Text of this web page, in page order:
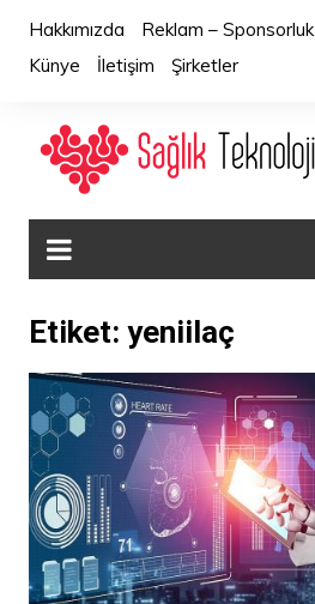
content
Hakkımızda Reklam – Sponsorluk
Künye
İletişim Şirketler
Etiket: yeniilaç